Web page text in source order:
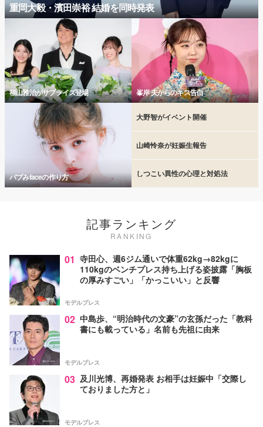
重岡大毅・濱田崇裕 結婚を同時発表
福山雅治がサプライズ登場 峯岸 夫からのキス告白
バブみfaceの作り方
大野智がイベント開催
山崎怜奈が妊娠生報告
しつこい異性の心理と対処法
記事ランキング
RANKING
01 寺田心、週6ジム通いで体重62kg→82kgに
110kgのベンチプレス持ち上げる姿披露「胸板
の厚みすごい」「かっこいい」と反響
モデルプレス
02 中島歩、“明治時代の文豪”の玄孫だった「教科
書にも載っている」名前も先祖に由来
モデルプレス
03 及川光博、再婚発表 お相手は妊娠中「交際し
ておりました方と」
モデルプレス